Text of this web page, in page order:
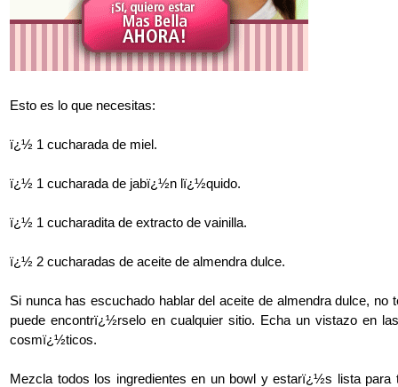
Esto es lo que necesitas:
ï¿½ 1 cucharada de miel.
ï¿½ 1 cucharada de jabï¿½n lï¿½quido.
ï¿½ 1 cucharadita de extracto de vainilla.
ï¿½ 2 cucharadas de aceite de almendra dulce.
Si nunca has escuchado hablar del aceite de almendra dulce, no
puede encontrï¿½rselo en cualquier sitio. Echa un vistazo en
cosmï¿½ticos.
Mezcla todos los ingredientes en un bowl y estarï¿½s lista